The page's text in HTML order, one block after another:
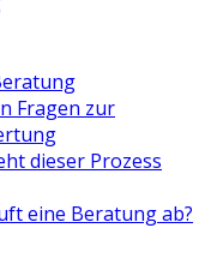
Fragen zur
dieser Prozess
eine Beratung ab?